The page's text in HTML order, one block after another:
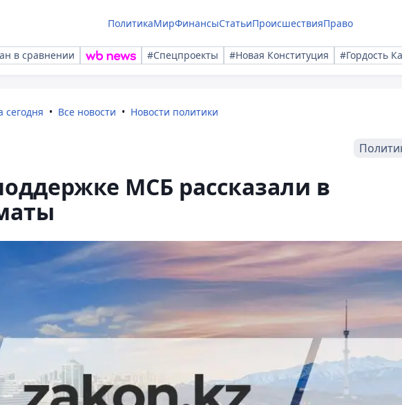
ПолитикаМирФинансыСтатьиПроисшествияПраво
в сравнении #Спецпроекты #Новая Конституция #Гордость
сегодня Все новости Новости политики
МСБ рассказали в